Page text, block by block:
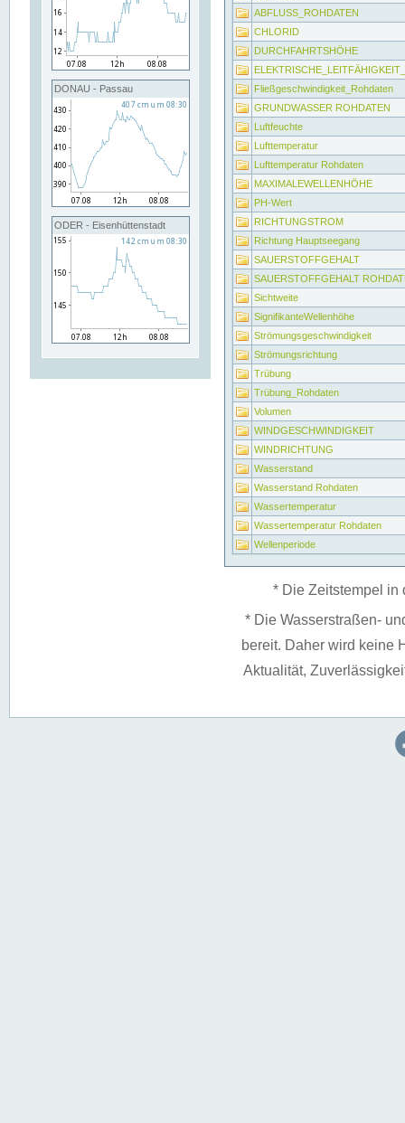
DONAU - Passau
ODER - Eisenhüttenstadt
ABFLUSS_ROHDATEN
CHLORID
DURCHFAHRTSHÖHE
Fließgeschwindigkeit_Rohdaten
GRUNDWASSER ROHDATEN
Luftfeuchte
Lufttemperatur
Lufttemperatur Rohdaten
MAXIMALEWELLENHÖHE
PH-Wert
RICHTUNGSTROM
Richtung Hauptseegang
SAUERSTOFFGEHALT
SAUERSTOFFGEHALT
Sichtweite
SignifikanteWellenhöhe
Strömungsgeschwindigkeit
Strömungsrichtung
Trübung
Trübung_Rohdaten
Volumen
WINDGESCHWINDIGKEIT
WINDRICHTUNG
Wasserstand
Wasserstand Rohdaten
Wassertemperatur
Wassertemperatur Rohdaten
Wellenperiode
* Die Zeitstempel in
* Die Wasserstraßen-
bereit. Daher wird keine
Aktualität,